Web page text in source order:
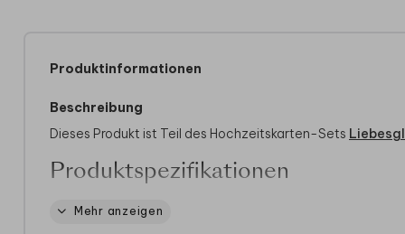
Produktinformationen
Beschreibung
Dieses Produkt ist Teil des Hochzeitskarten-Sets
Produktspezifikationen
Größe:100x57 cm
Mehr anzeigen